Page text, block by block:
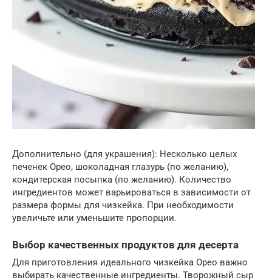
Дополнительно (для украшения): Несколько целых
печенек Орео, шоколадная глазурь (по желанию),
кондитерская посыпка (по желанию). Количество
ингредиентов может варьироваться в зависимости от
размера формы для чизкейка. При необходимости
увеличьте или уменьшите пропорции.
Выбор качественных продуктов для десерта
Для приготовления идеального чизкейка Орео важно
выбирать качественные ингредиенты. Творожный сыр